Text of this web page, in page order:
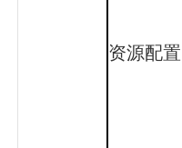
资源配置